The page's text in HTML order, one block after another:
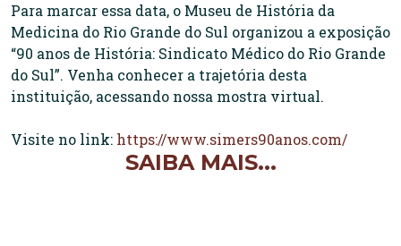
Para marcar essa data, o Museu de História da
Medicina do Rio Grande do Sul organizou a exposição
“90 anos de História: Sindicato Médico do Rio Grande
do Sul”. Venha conhecer a trajetória desta
instituição, acessando nossa mostra virtual.
Visite no link: https://www.simers90anos.com/
SAIBA MAIS...